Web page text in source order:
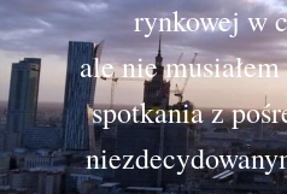
rynkowej w
ale nie
spotkania z